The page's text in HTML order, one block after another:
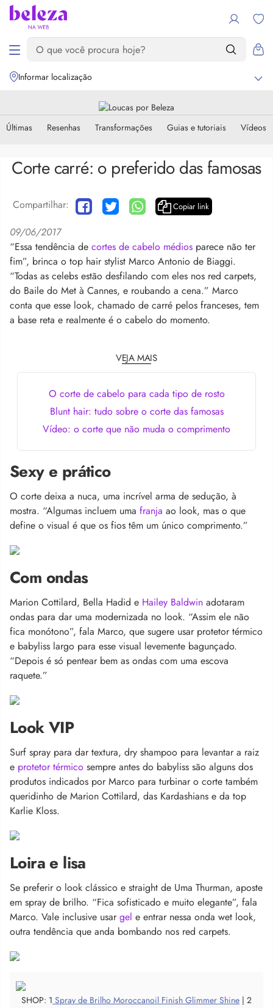
Informar localização
Últimas Resenhas Transformações Guias e tutoriais Vídeos
Corte carré: o preferido das famosas
Compartilhar: Copiar link
09/06/2017
“Essa tendência de cortes de cabelo médios parece não ter
fim”, brinca o top hair stylist Marco Antonio de Biaggi.
“Todas as celebs estão desfilando com eles nos red carpets,
do Baile do Met à Cannes, e roubando a cena.” Marco
conta que esse look, chamado de carré pelos franceses, tem
a base reta e realmente é o cabelo do momento.
VEJA MAIS
O corte de cabelo para cada tipo de rosto
Blunt hair: tudo sobre o corte das famosas
Vídeo: o corte que não muda o comprimento
Sexy e prático
O corte deixa a nuca, uma incrível arma de sedução, à
mostra. “Algumas incluem uma franja ao look, mas o que
define o visual é que os fios têm um único comprimento.”
Com ondas
Marion Cottilard, Bella Hadid e Hailey Baldwin adotaram
ondas para dar uma modernizada no look. “Assim ele não
fica monótono”, fala Marco, que sugere usar protetor térmico
e babyliss largo para esse visual levemente bagunçado.
“Depois é só pentear bem as ondas com uma escova
raquete.”
Look VIP
Surf spray para dar textura, dry shampoo para levantar a raiz
e protetor térmico sempre antes do babyliss são alguns dos
produtos indicados por Marco para turbinar o corte também
queridinho de Marion Cottilard, das Kardashians e da top
Karlie Kloss.
Loira e lisa
Se preferir o look clássico e straight de Uma Thurman, aposte
em spray de brilho. “Fica sofisticado e muito elegante”, fala
Marco. Vale inclusive usargel e entrar nessa onda wet look,
outra tendência que anda bombando nos red carpets.
SHOP: 1 Spray de Brilho Moroccanoil Finish Glimmer Shine | 2